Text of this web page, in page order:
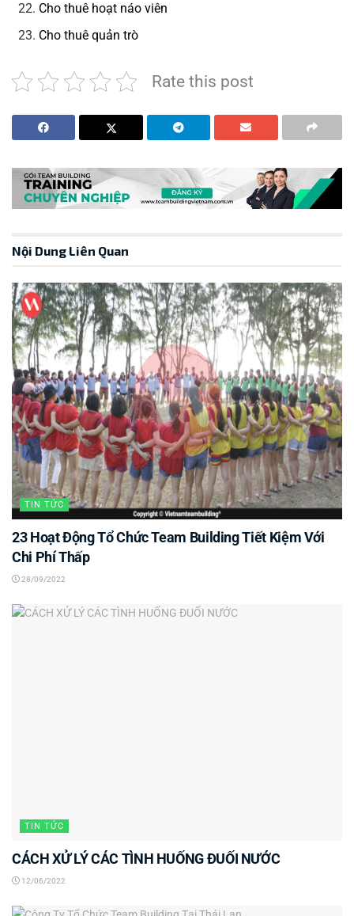
Cho thuê hoạt náo viên
Cho thuê quản trò
Rate this post
Nội Dung Liên Quan
TIN TỨC
23 Hoạt Động Tổ Chức Team Building Tiết Kiệm Với
Chi Phí Thấp
28/09/2022
TIN TỨC
CÁCH XỬ LÝ CÁC TÌNH HUỐNG ĐUỐI NƯỚC
12/06/2022